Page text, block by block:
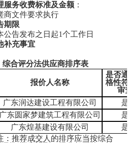
服务项目
服务收费标准及金额 ：
商文件要求执行
期限
公告发布之日起1个工作日
补充事宜
综合评分法供应商排序表
报价人名称
是否
格性
审
广东润达建设工程有限公司
是
广东圆家梦建筑工程有限公司
是
广东煌基建设有限公司
是
：推荐成交人 的排序应当按综合